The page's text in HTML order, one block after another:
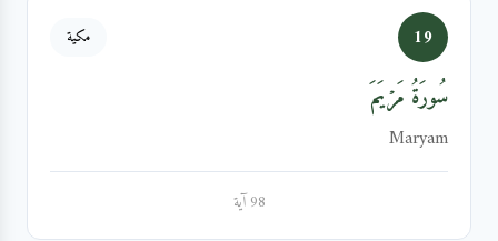
19 مكية
سُورَةُ مَرۡيَمَ
Maryam
98 آية